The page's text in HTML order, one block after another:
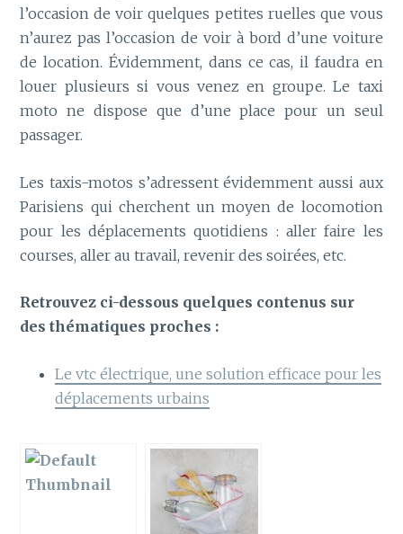
l’occasion de voir quelques petites ruelles que vous
n’aurez pas l’occasion de voir à bord d’une voiture
de location. Évidemment, dans ce cas, il faudra en
louer plusieurs si vous venez en groupe. Le taxi
moto ne dispose que d’une place pour un seul
passager.
Les taxis-motos s’adressent évidemment aussi aux
Parisiens qui cherchent un moyen de locomotion
pour les déplacements quotidiens : aller faire les
courses, aller au travail, revenir des soirées, etc.
Retrouvez ci-dessous quelques contenus sur
des thématiques proches :
Le vtc électrique, une solution efficace pour les
déplacements urbains